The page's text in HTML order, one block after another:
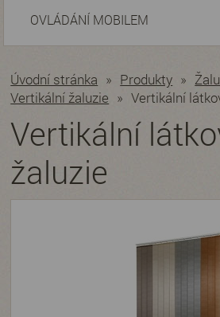
OVLÁDÁNÍ MOBILEM
Úvodní stránka » Produkty »
Vertikální žaluzie » Vertikální
Vertikální
žaluzie